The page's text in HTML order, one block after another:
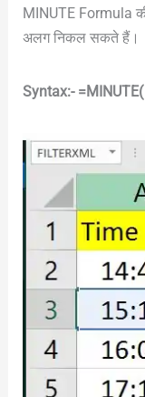
MINUTE Formula
अलग निकल सकते हैं।
Syntax:-